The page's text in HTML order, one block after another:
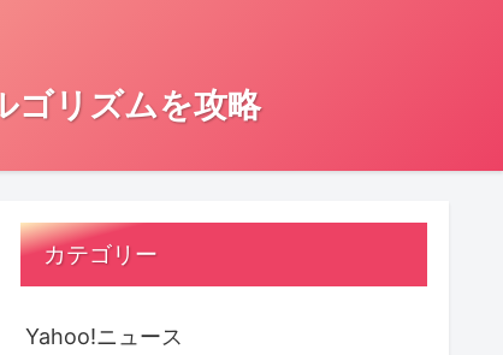
ゴリズムを攻略
カテゴリー
Yahoo!ニュース